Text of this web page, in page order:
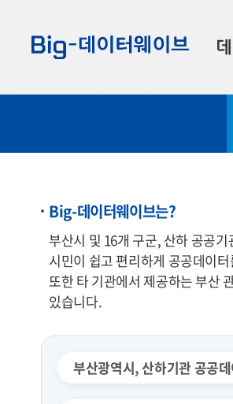
기
기
기
Big-데이터웨이브는?
부산시 및 16개 구군, 산하 공공
시민이 쉽고 편리하게 공공데이
또한 타 기관에서 제공하는 부산
있습니다.
부산광역시, 산하기관 공공